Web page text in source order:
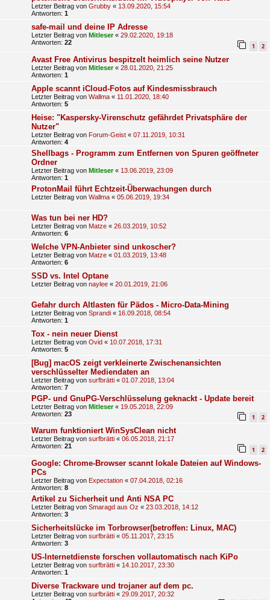
Letzter Beitrag von Grubby « 13.09.2020, 15:54
Antworten: 1
safe-mail und deine IP Adresse
Letzter Beitrag von Mitleser« 29.02.2020, 19:18
Antworten: 22 1 2
Avast Free Antivirus bespitzelt heimlich seine Nutzer
Letzter Beitrag von Mitleser« 28.01.2020, 21:25
Antworten: 1
Apple scannt iCloud-Fotos auf Kindesmissbrauch
Letzter Beitrag von Wallma « 11.01.2020, 18:40
Antworten: 5
Heise: "Kaspersky-Virenschutz gefährdet Privatsphäre der
Nutzer"
Letzter Beitrag von Forum-Geist « 07.11.2019, 10:31
Antworten: 4
Shellbags - Programm zum Entfernen von Spuren geöffneter
Ordner
Letzter Beitrag von Mitleser« 13.06.2019, 23:09
Antworten: 1
ProtonMail führt Echtzeit-Überwachungen durch
Letzter Beitrag von Wallma « 05.06.2019, 19:34
Was tun bei ner HD?
Letzter Beitrag von Matze « 26.03.2019, 10:52
Antworten: 6
Welche VPN-Anbieter sind unkoscher?
Letzter Beitrag von Matze « 01.03.2019, 13:48
Antworten: 6
SSD vs. Intel Optane
Letzter Beitrag von naylee « 20.01.2019, 21:06
Gefahr durch Altlasten für Pädos - Micro-Data-Mining
Letzter Beitrag von Sprandi « 16.09.2018, 08:54
Antworten: 1
Tox - nein neuer Dienst
Letzter Beitrag von Ovid « 10.07.2018, 17:31
Antworten: 5
[Bug] macOS zeigt verkleinerte Zwischenansichten
verschlüsselter Mediendaten an
Letzter Beitrag von surfbrätti « 01.07.2018, 13:04
Antworten: 7
PGP- und GnuPG-Verschlüsselung geknackt - Update bereit
Letzter Beitrag von Mitleser« 19.05.2018, 22:09
Antworten: 23 1 2
Warum funktioniert WinSysClean nicht
Letzter Beitrag von surfbrätti « 06.05.2018, 21:17
Antworten: 21 1 2
Google: Chrome-Browser scannt lokale Dateien auf Windows-
PCs
Letzter Beitrag von Expectation « 07.04.2018, 02:16
Antworten: 8
Artikel zu Sicherheit und Anti NSA PC
Letzter Beitrag von Smaragd aus Oz « 23.03.2018, 14:12
Antworten: 3
Sicherheitslücke im Torbrowser(betroffen: Linux, MAC)
Letzter Beitrag von surfbrätti « 05.11.2017, 23:15
Antworten: 3
US-Internetdienste forschen vollautomatisch nach KiPo
Letzter Beitrag von surfbrätti « 14.10.2017, 23:30
Antworten: 1
Diverse Trackware und trojaner auf dem pc.
Letzter Beitrag von surfbrätti « 29.09.2017, 20:32